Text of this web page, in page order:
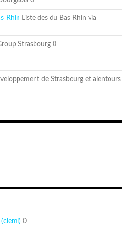
Rhin Liste des du Bas-Rhin via
Strasbourg 0
de Strasbourg et alentours
0